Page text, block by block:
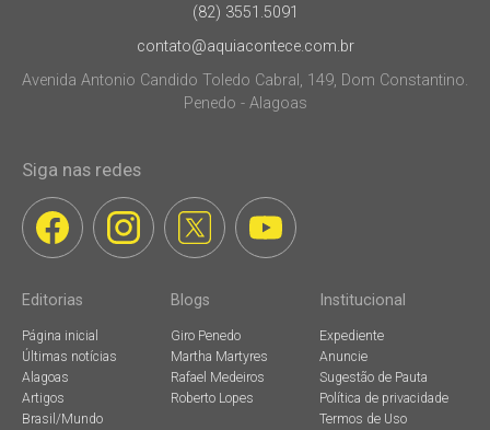
(82) 3551.5091
contato@aquiacontece.com.br
Avenida Antonio Candido Toledo Cabral, 149, Dom Constantino.
Penedo - Alagoas
Siga nas redes
Editorias
Página inicial
Últimas notícias
Alagoas
Artigos
Brasil/Mundo
Blogs
Giro Penedo
Martha Martyres
Rafael Medeiros
Roberto Lopes
Institucional
Expediente
Anuncie
Sugestão de Pauta
Política de privacidade
Termos de Uso